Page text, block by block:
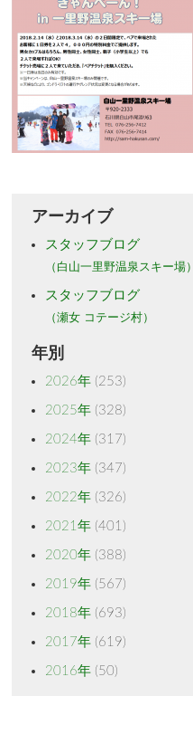
アーカイブ
スタッフブログ
（白山一里野温泉スキー場）
スタッフブログ
（瀬女 コテージ村）
年別
2026年(253)
2025年(328)
2024年(317)
2023年(347)
2022年(326)
2021年(401)
2020年(388)
2019年(567)
2018年(693)
2017年(619)
2016年(50)